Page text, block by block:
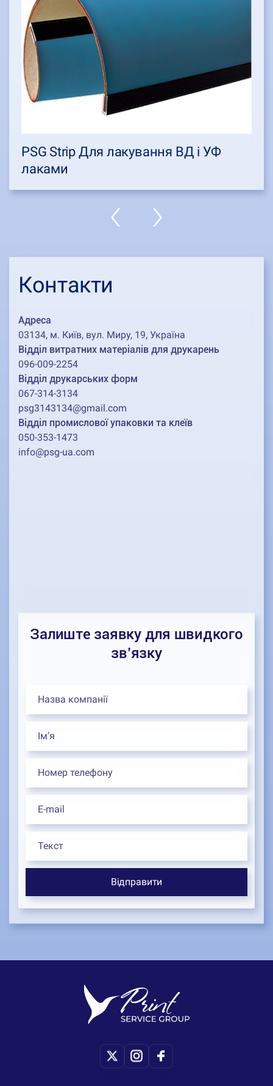
PSG Strip Для лакування ВД і УФ
лаками
Контакти
Адреса
03134, м. Київ, вул. Миру, 19, Україна
Відділ витратних матеріалів для друкарень
096-009-2254
Відділ друкарських форм
067-314-3134
psg3143134@gmail.com
Відділ промислової упаковки та клеїв
050-353-1473
info@psg-ua.com
Залиште заявку для швидкого
зв’язку